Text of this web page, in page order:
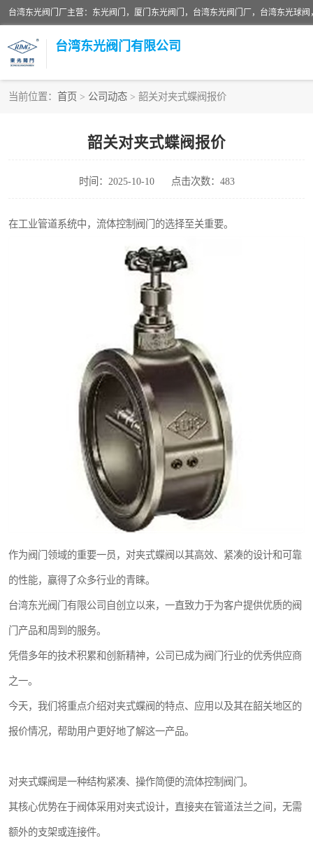
台湾东光阀门厂主营：东光阀门，厦门东光阀门，台湾东光阀门厂，台湾东光球
台湾东光阀门有限公司
当前位置： 首页 > 公司动态 > 韶关对夹式蝶阀报价
韶关对夹式蝶阀报价
时间：2025-10-10 点击次数：483
在工业管道系统中，流体控制阀门的选择至关重要。
作为阀门领域的重要一员，对夹式蝶阀以其高效、紧凑的设计和可靠
的性能，赢得了众多行业的青睐。
台湾东光阀门有限公司自创立以来，一直致力于为客户提供优质的阀
门产品和周到的服务。
凭借多年的技术积累和创新精神，公司已成为阀门行业的优秀供应商
之一。
今天，我们将重点介绍对夹式蝶阀的特点、应用以及其在韶关地区的
报价情况，帮助用户更好地了解这一产品。
对夹式蝶阀是一种结构紧凑、操作简便的流体控制阀门。
其核心优势在于阀体采用对夹式设计，直接夹在管道法兰之间，无需
额外的支架或连接件。
东光升杆式闸阀
台湾东光水利控制阀